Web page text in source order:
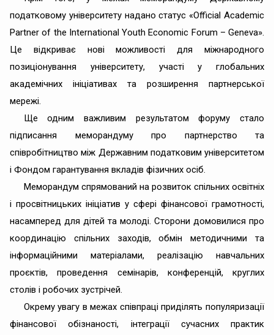
податковому університету надано статус «Official Academic
Partner of the International Youth Economic Forum – Geneva».
Це відкриває нові можливості для міжнародного
позиціонування університету, участі у глобальних
академічних ініціативах та розширення партнерської
мережі.
Ще одним важливим результатом форуму стало
підписання меморандуму про партнерство та
співробітництво між Державним податковим університетом
і Фондом гарантування вкладів фізичних осіб.
Меморандум спрямований на розвиток спільних освітніх
і просвітницьких ініціатив у сфері фінансової грамотності,
насамперед для дітей та молоді. Сторони домовилися про
координацію спільних заходів, обмін методичними та
інформаційними матеріалами, реалізацію навчальних
проєктів, проведення семінарів, конференцій, круглих
столів і робочих зустрічей.
Окрему увагу в межах співпраці приділять популяризації
фінансової обізнаності, інтеграції сучасних практик